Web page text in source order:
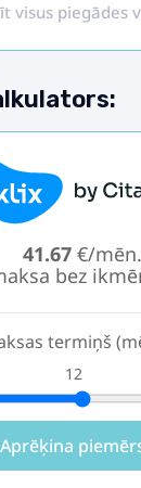
visus piegādes
41.67 €/mēn.
bez
termiņš
12
Aprēķina